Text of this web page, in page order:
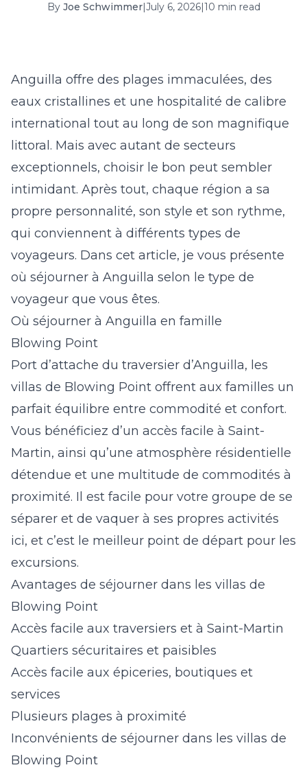
16 17 18 19 20 21 22
September 2026
S M T W T F S
7 8 9 10 11 12
13 14 15 16 17 18 19
27 28 29 30
By Joe Schwimmer|July 6, 2026|10 min read
Anguilla offre des plages immaculées, des
eaux cristallines et une hospitalité de calibre
international tout au long de son magnifique
littoral. Mais avec autant de secteurs
exceptionnels, choisir le bon peut sembler
intimidant. Après tout, chaque région a sa
propre personnalité, son style et son rythme,
qui conviennent à différents types de
voyageurs. Dans cet article, je vous présente
où séjourner à Anguilla selon le type de
voyageur que vous êtes.
Où séjourner à Anguilla en famille
Blowing Point
Port d’attache du traversier d’Anguilla, les
villas de Blowing Point offrent aux familles un
parfait équilibre entre commodité et confort.
Vous bénéficiez d’un accès facile à Saint-
Martin, ainsi qu’une atmosphère résidentielle
détendue et une multitude de commodités à
proximité. Il est facile pour votre groupe de se
séparer et de vaquer à ses propres activités
ici, et c’est le meilleur point de départ pour les
excursions.
Avantages de séjourner dans les villas de
Blowing Point
Accès facile aux traversiers et à Saint-Martin
Quartiers sécuritaires et paisibles
Accès facile aux épiceries, boutiques et
services
Plusieurs plages à proximité
Inconvénients de séjourner dans les villas de
Blowing Point